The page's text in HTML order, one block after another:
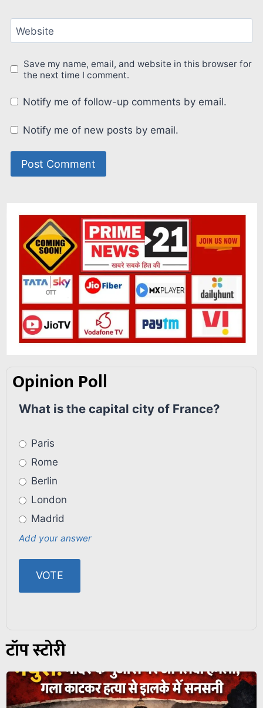
Website
Save my name, email, and website in this browser for
the next time I comment.
Notify me of follow-up comments by email.
Notify me of new posts by email.
Opinion Poll
What is the capital city of France?
Paris
Rome
Berlin
London
Madrid
Add your answer
टॉप स्टोरी